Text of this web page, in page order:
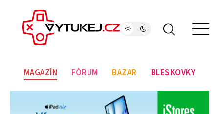
MAGAZÍN FÓRUM BAZAR BLESKOVKY